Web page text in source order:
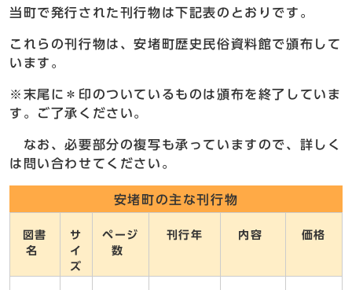
当町で発行された刊行物は下記表のとおりです。
これらの刊行物は、安堵町歴史民俗資料館で頒布して
います。
※末尾に＊印のついているものは頒布を終了していま
す。ご了承ください。
なお、必要部分の複写も承っていますので、詳しく
は問い合わせてください。
安堵町の主な刊行物
図書
名
サ
イ
ズ
ページ
数
刊行年 内容 価格